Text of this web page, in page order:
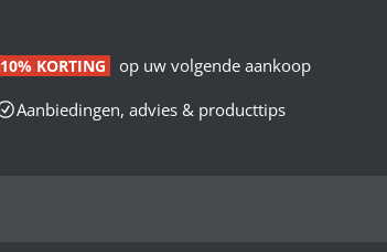
10% KORTING
op uw volgende aankoop
Aanbiedingen, advies & producttips